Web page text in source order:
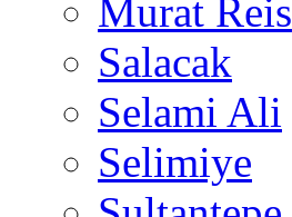
Murat Reis
Salacak
Selami Ali
Selimiye